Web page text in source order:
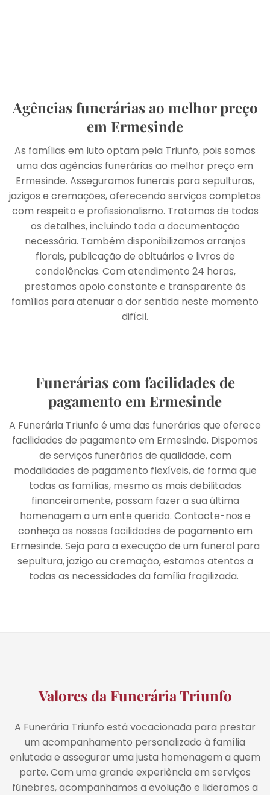
Agências funerárias ao melhor preço
em Ermesinde
As famílias em luto optam pela Triunfo, pois somos
uma das agências funerárias ao melhor preço em
Ermesinde. Asseguramos funerais para sepulturas,
jazigos e cremações, oferecendo serviços completos
com respeito e profissionalismo. Tratamos de todos
os detalhes, incluindo toda a documentação
necessária. Também disponibilizamos arranjos
florais, publicação de obituários e livros de
condolências. Com atendimento 24 horas,
prestamos apoio constante e transparente às
famílias para atenuar a dor sentida neste momento
difícil.
Funerárias com facilidades de
pagamento em Ermesinde
A Funerária Triunfo é uma das funerárias que oferece
facilidades de pagamento em Ermesinde. Dispomos
de serviços funerários de qualidade, com
modalidades de pagamento flexíveis, de forma que
todas as famílias, mesmo as mais debilitadas
financeiramente, possam fazer a sua última
homenagem a um ente querido. Contacte-nos e
conheça as nossas facilidades de pagamento em
Ermesinde. Seja para a execução de um funeral para
sepultura, jazigo ou cremação, estamos atentos a
todas as necessidades da família fragilizada.
Valores da Funerária Triunfo
A Funerária Triunfo está vocacionada para prestar
um acompanhamento personalizado à família
enlutada e assegurar uma justa homenagem a quem
parte. Com uma grande experiência em serviços
fúnebres, acompanhamos a evolução e lideramos a